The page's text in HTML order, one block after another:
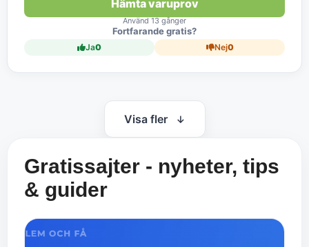
Hämta varuprov
Använd 13 gånger
Fortfarande gratis?
Ja0 Nej0
Visa fler
Gratissajter - nyheter, tips
& guider